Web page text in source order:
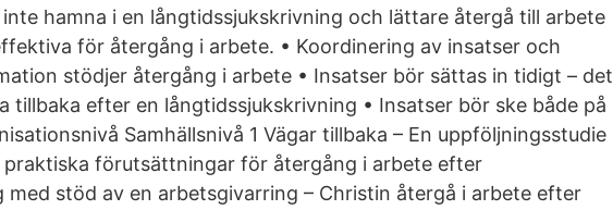
hamna i en långtidssjukskrivning och lättare återgå till arbete
för återgång i arbete. • Koordinering av insatser och
stödjer återgång i arbete • Insatser bör sättas in tidigt – det
tillbaka efter en långtidssjukskrivning • Insatser bör ske både på
Samhällsnivå 1 Vägar tillbaka – En uppföljningsstudie
praktiska förutsättningar för återgång i arbete efter
med stöd av en arbetsgivarring – Christin återgå i arbete efter